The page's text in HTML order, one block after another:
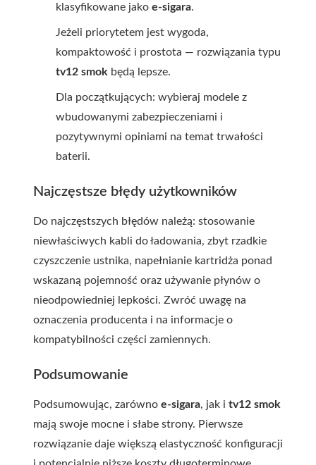
klasyfikowane jako e-sigara.
Jeżeli priorytetem jest wygoda,
kompaktowość i prostota — rozwiązania typu
tv12 smok będą lepsze.
Dla początkujących: wybieraj modele z
wbudowanymi zabezpieczeniami i
pozytywnymi opiniami na temat trwałości
baterii.
Najczęstsze błędy użytkowników
Do najczęstszych błędów należą: stosowanie
niewłaściwych kabli do ładowania, zbyt rzadkie
czyszczenie ustnika, napełnianie kartridża ponad
wskazaną pojemność oraz używanie płynów o
nieodpowiedniej lepkości. Zwróć uwagę na
oznaczenia producenta i na informacje o
kompatybilności części zamiennych.
Podsumowanie
Podsumowując, zarówno e-sigara, jak i tv12 smok
mają swoje mocne i słabe strony. Pierwsze
rozwiązanie daje większą elastyczność konfiguracji